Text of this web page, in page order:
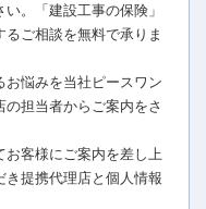
。「建設工事の保険」
ご相談を無料で承りま
悩みを当社ピースワン
担当者からご案内をさ
お客様にご案内を差し上
提携代理店と個人情報